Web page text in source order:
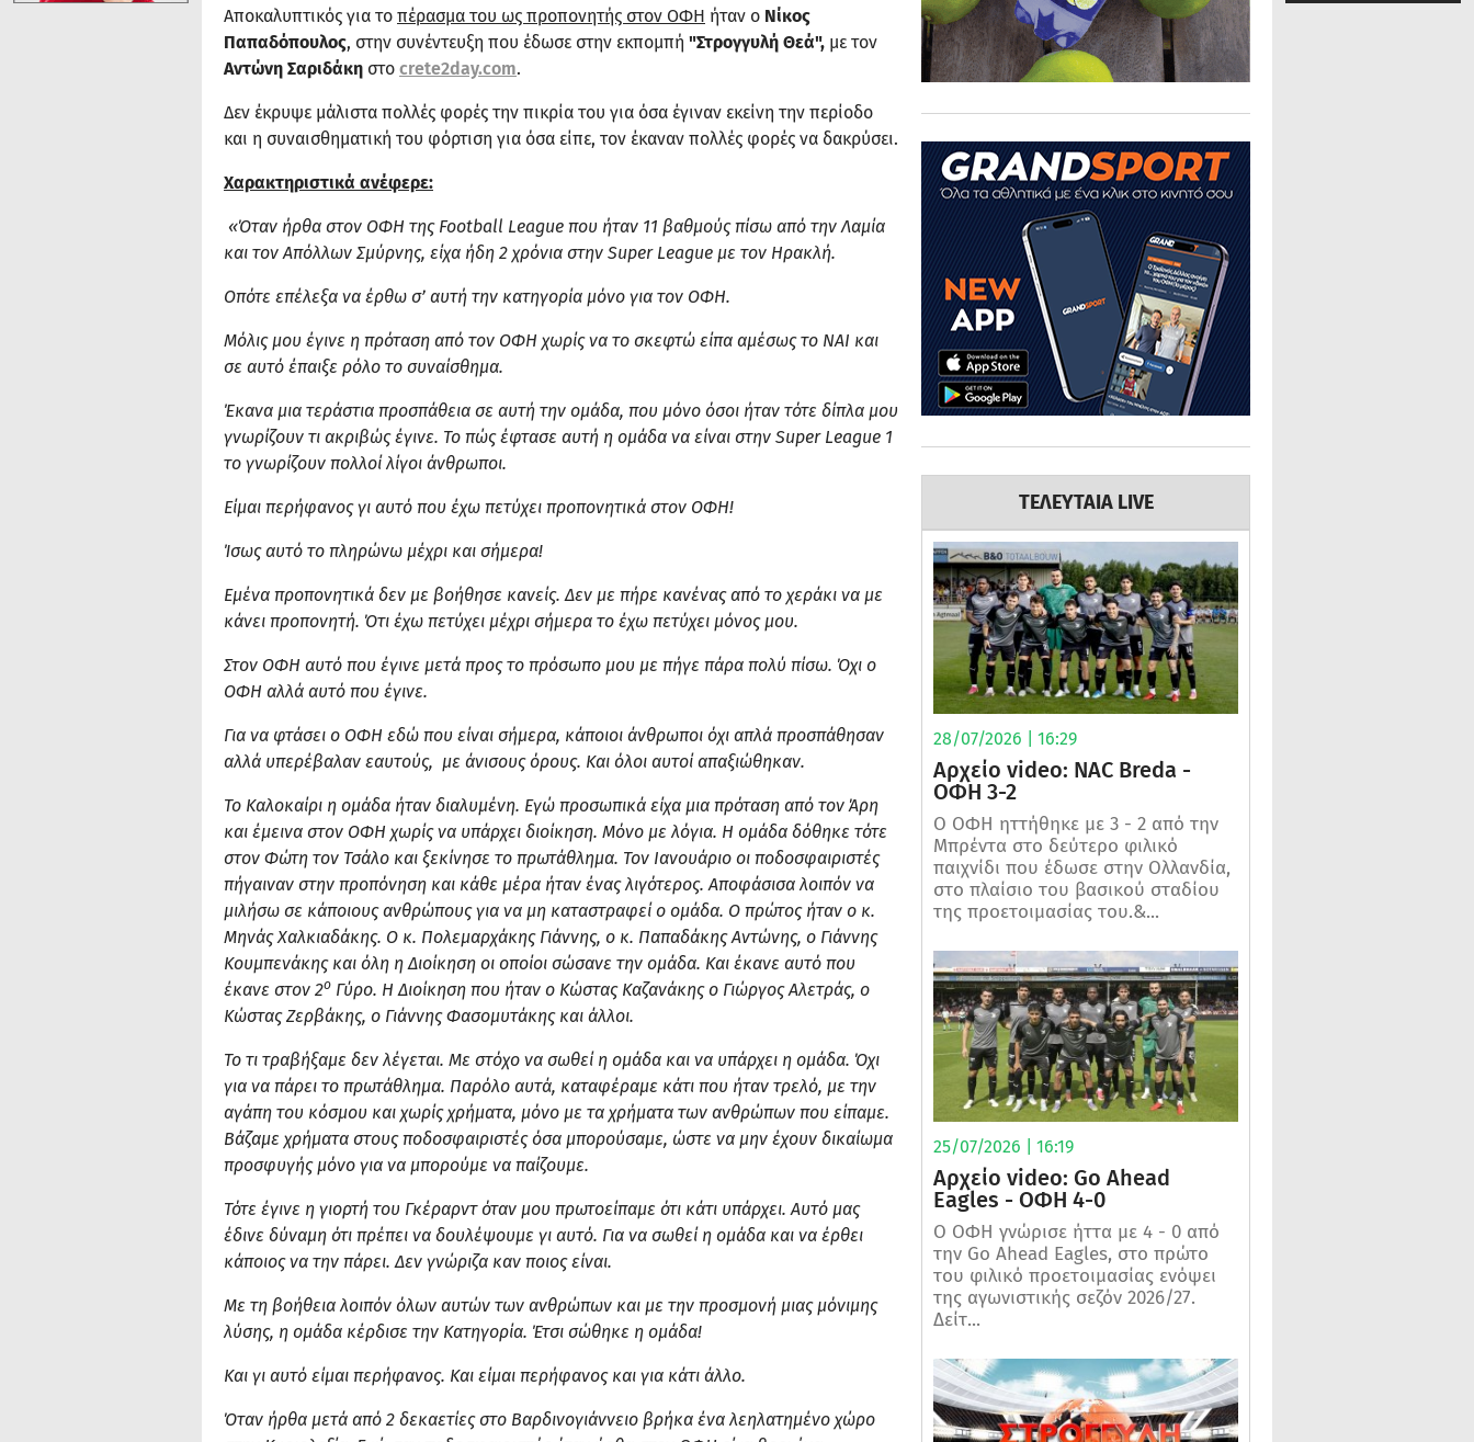
Αποκαλυπτικός για το πέρασμα του ως προπονητής στον ΟΦΗ ήταν ο Νίκος
Παπαδόπουλος, στην συνέντευξη που έδωσε στην εκπομπή "Στρογγυλή Θεά", με τον
Αντώνη Σαριδάκη στο crete2day.com.
Δεν έκρυψε μάλιστα πολλές φορές την πικρία του για όσα έγιναν εκείνη την περίοδο
και η συναισθηματική του φόρτιση για όσα είπε, τον έκαναν πολλές φορές να δακρύσει.
Χαρακτηριστικά ανέφερε:
«Όταν ήρθα στον ΟΦΗ της Football League που ήταν 11 βαθμούς πίσω από την Λαμία
και τον Απόλλων Σμύρνης, είχα ήδη 2 χρόνια στην Super League με τον Ηρακλή.
Οπότε επέλεξα να έρθω σ’ αυτή την κατηγορία μόνο για τον ΟΦΗ.
Μόλις μου έγινε η πρόταση από τον ΟΦΗ χωρίς να το σκεφτώ είπα αμέσως το ΝΑΙ και
σε αυτό έπαιξε ρόλο το συναίσθημα.
Έκανα μια τεράστια προσπάθεια σε αυτή την ομάδα, που μόνο όσοι ήταν τότε δίπλα μου
γνωρίζουν τι ακριβώς έγινε. Το πώς έφτασε αυτή η ομάδα να είναι στην Super League 1
το γνωρίζουν πολλοί λίγοι άνθρωποι.
Είμαι περήφανος γι αυτό που έχω πετύχει προπονητικά στον ΟΦΗ!
Ίσως αυτό το πληρώνω μέχρι και σήμερα!
Εμένα προπονητικά δεν με βοήθησε κανείς. Δεν με πήρε κανένας από το χεράκι να με
κάνει προπονητή. Ότι έχω πετύχει μέχρι σήμερα το έχω πετύχει μόνος μου.
Στον ΟΦΗ αυτό που έγινε μετά προς το πρόσωπο μου με πήγε πάρα πολύ πίσω. Όχι ο
ΟΦΗ αλλά αυτό που έγινε.
Για να φτάσει ο ΟΦΗ εδώ που είναι σήμερα, κάποιοι άνθρωποι όχι απλά προσπάθησαν
αλλά υπερέβαλαν εαυτούς, με άνισους όρους. Και όλοι αυτοί απαξιώθηκαν.
Το Καλοκαίρι η ομάδα ήταν διαλυμένη. Εγώ προσωπικά είχα μια πρόταση από τον Άρη
και έμεινα στον ΟΦΗ χωρίς να υπάρχει διοίκηση. Μόνο με λόγια. Η ομάδα δόθηκε τότε
στον Φώτη τον Τσάλο και ξεκίνησε το πρωτάθλημα. Τον Ιανουάριο οι ποδοσφαιριστές
πήγαιναν στην προπόνηση και κάθε μέρα ήταν ένας λιγότερος. Αποφάσισα λοιπόν να
μιλήσω σε κάποιους ανθρώπους για να μη καταστραφεί ο ομάδα. Ο πρώτος ήταν ο κ.
Μηνάς Χαλκιαδάκης. Ο κ. Πολεμαρχάκης Γιάννης, ο κ. Παπαδάκης Αντώνης, ο Γιάννης
Κουμπενάκης και όλη η Διοίκηση οι οποίοι σώσανε την ομάδα. Και έκανε αυτό που
έκανε στον 2ο Γύρο. Η Διοίκηση που ήταν ο Κώστας Καζανάκης ο Γιώργος Αλετράς, ο
Κώστας Ζερβάκης, ο Γιάννης Φασομυτάκης και άλλοι.
Το τι τραβήξαμε δεν λέγεται. Με στόχο να σωθεί η ομάδα και να υπάρχει η ομάδα. Όχι
για να πάρει το πρωτάθλημα. Παρόλο αυτά, καταφέραμε κάτι που ήταν τρελό, με την
αγάπη του κόσμου και χωρίς χρήματα, μόνο με τα χρήματα των ανθρώπων που είπαμε.
Βάζαμε χρήματα στους ποδοσφαιριστές όσα μπορούσαμε, ώστε να μην έχουν δικαίωμα
προσφυγής μόνο για να μπορούμε να παίζουμε.
Τότε έγινε η γιορτή του Γκέραρντ όταν μου πρωτοείπαμε ότι κάτι υπάρχει. Αυτό μας
έδινε δύναμη ότι πρέπει να δουλέψουμε γι αυτό. Για να σωθεί η ομάδα και να έρθει
κάποιος να την πάρει. Δεν γνώριζα καν ποιος είναι.
Με τη βοήθεια λοιπόν όλων αυτών των ανθρώπων και με την προσμονή μιας μόνιμης
λύσης, η ομάδα κέρδισε την Κατηγορία. Έτσι σώθηκε η ομάδα!
Και γι αυτό είμαι περήφανος. Και είμαι περήφανος και για κάτι άλλο.
Όταν ήρθα μετά από 2 δεκαετίες στο Βαρδινογιάννειο βρήκα ένα λεηλατημένο χώρο
ΤΕΛΕΥΤΑΙΑ LIVE
28/07/2026 | 16:29
Αρχείο video: NAC Breda -
ΟΦΗ 3-2
Ο ΟΦΗ ηττήθηκε με 3 - 2 από την
Μπρέντα στο δεύτερο φιλικό
παιχνίδι που έδωσε στην Ολλανδία,
στο πλαίσιο του βασικού σταδίου
της προετοιμασίας του.&...
25/07/2026 | 16:19
Αρχείο video: Go Ahead
Eagles - ΟΦΗ 4-0
Ο ΟΦΗ γνώρισε ήττα με 4 - 0 από
την Go Ahead Eagles, στο πρώτο
του φιλικό προετοιμασίας ενόψει
της αγωνιστικής σεζόν 2026/27.
Δείτ...